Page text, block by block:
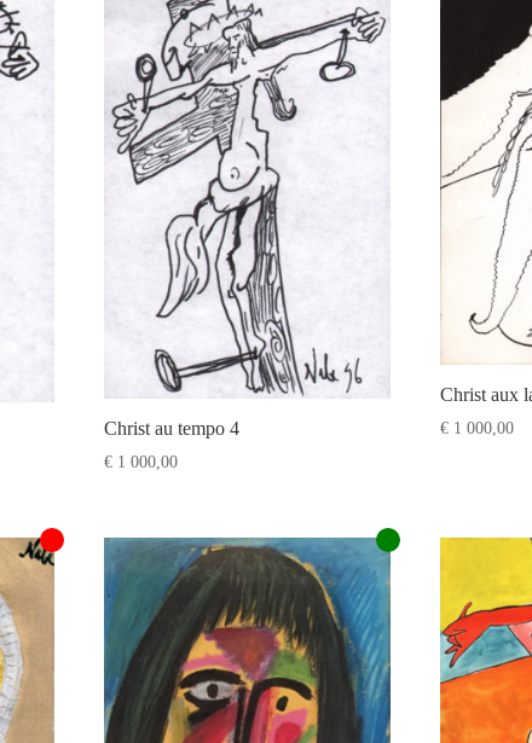
Christ au tempo 4
€ 1 000,00
Christ aux
€ 1 000,00